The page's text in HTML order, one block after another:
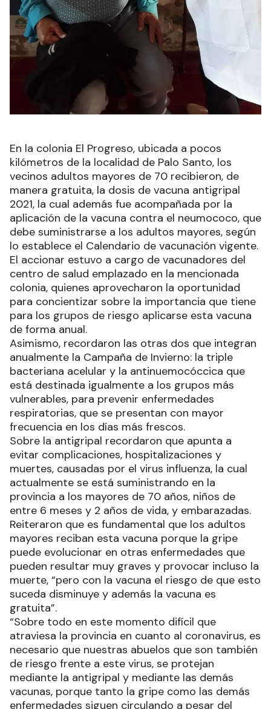
En la colonia El Progreso, ubicada a pocos
kilómetros de la localidad de Palo Santo, los
vecinos adultos mayores de 70 recibieron, de
manera gratuita, la dosis de vacuna antigripal
2021, la cual además fue acompañada por la
aplicación de la vacuna contra el neumococo, que
debe suministrarse a los adultos mayores, según
lo establece el Calendario de vacunación vigente.
El accionar estuvo a cargo de vacunadores del
centro de salud emplazado en la mencionada
colonia, quienes aprovecharon la oportunidad
para concientizar sobre la importancia que tiene
para los grupos de riesgo aplicarse esta vacuna
de forma anual.
Asimismo, recordaron las otras dos que integran
anualmente la Campaña de Invierno: la triple
bacteriana acelular y la antinuemocóccica que
está destinada igualmente a los grupos más
vulnerables, para prevenir enfermedades
respiratorias, que se presentan con mayor
frecuencia en los días más frescos.
Sobre la antigripal recordaron que apunta a
evitar complicaciones, hospitalizaciones y
muertes, causadas por el virus influenza, la cual
actualmente se está suministrando en la
provincia a los mayores de 70 años, niños de
entre 6 meses y 2 años de vida, y embarazadas.
Reiteraron que es fundamental que los adultos
mayores reciban esta vacuna porque la gripe
puede evolucionar en otras enfermedades que
pueden resultar muy graves y provocar incluso la
muerte, “pero con la vacuna el riesgo de que esto
suceda disminuye y además la vacuna es
gratuita”.
“Sobre todo en este momento difícil que
atraviesa la provincia en cuanto al coronavirus, es
necesario que nuestras abuelos que son también
de riesgo frente a este virus, se protejan
mediante la antigripal y mediante las demás
vacunas, porque tanto la gripe como las demás
enfermedades siguen circulando a pesar del